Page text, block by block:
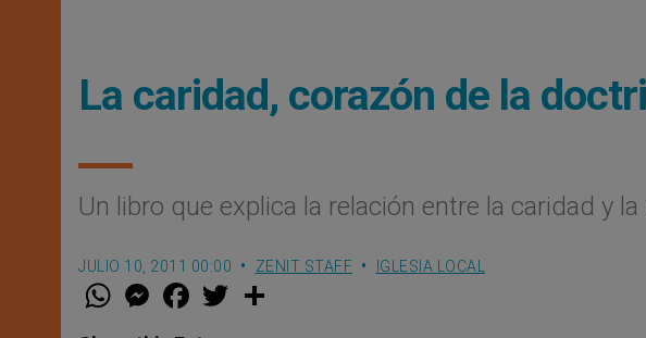
La caridad, corazón de la
Un libro que explica la relación entre la caridad y
JULIO 10, 2011 00:00 ZENIT STAFF IGLESIA LOCAL
W M
e
F
a w